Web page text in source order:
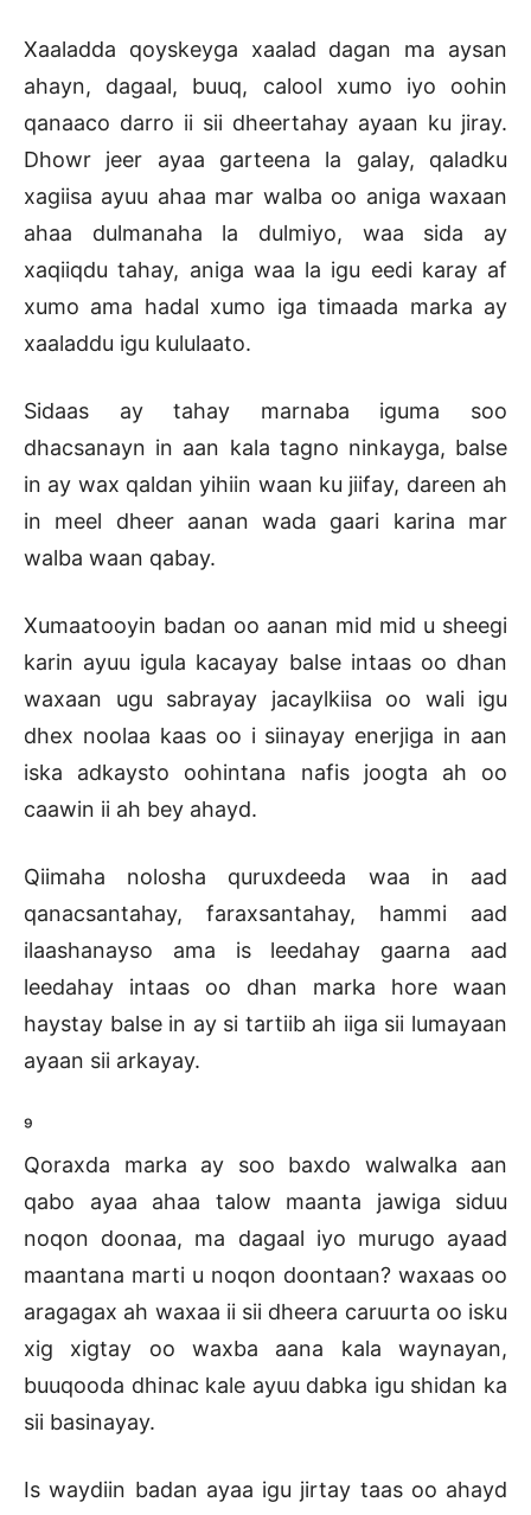
Xaaladda qoyskeyga xaalad dagan ma aysan
ahayn, dagaal, buuq, calool xumo iyo oohin
qanaaco darro ii sii dheertahay ayaan ku jiray.
Dhowr jeer ayaa garteena la galay, qaladku
xagiisa ayuu ahaa mar walba oo aniga waxaan
ahaa dulmanaha la dulmiyo, waa sida ay
xaqiiqdu tahay, aniga waa la igu eedi karay af
xumo ama hadal xumo iga timaada marka ay
xaaladdu igu kululaato.
Sidaas ay tahay marnaba iguma soo
dhacsanayn in aan kala tagno ninkayga, balse
in ay wax qaldan yihiin waan ku jiifay, dareen ah
in meel dheer aanan wada gaari karina mar
walba waan qabay.
Xumaatooyin badan oo aanan mid mid u sheegi
karin ayuu igula kacayay balse intaas oo dhan
waxaan ugu sabrayay jacaylkiisa oo wali igu
dhex noolaa kaas oo i siinayay enerjiga in aan
iska adkaysto oohintana nafis joogta ah oo
caawin ii ah bey ahayd.
Qiimaha nolosha quruxdeeda waa in aad
qanacsantahay, faraxsantahay, hammi aad
ilaashanayso ama is leedahay gaarna aad
leedahay intaas oo dhan marka hore waan
haystay balse in ay si tartiib ah iiga sii lumayaan
ayaan sii arkayay.
⁹
Qoraxda marka ay soo baxdo walwalka aan
qabo ayaa ahaa talow maanta jawiga siduu
noqon doonaa, ma dagaal iyo murugo ayaad
maantana marti u noqon doontaan? waxaas oo
aragagax ah waxaa ii sii dheera caruurta oo isku
xig xigtay oo waxba aana kala waynayan,
buuqooda dhinac kale ayuu dabka igu shidan ka
sii basinayay.
Is waydiin badan ayaa igu jirtay taas oo ahayd